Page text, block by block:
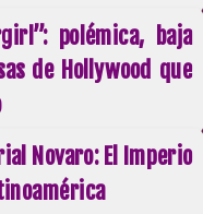
polémica, baja
de Hollywood que
Novaro: El Imperio